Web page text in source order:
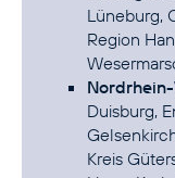
Lüneburg,
Region
Duisburg,
Kreis